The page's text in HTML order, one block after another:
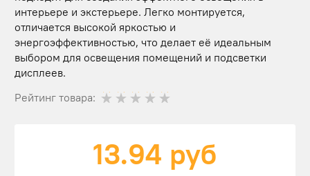
интерьере и экстерьере. Легко монтируется,
отличается высокой яркостью и
энергоэффективностью, что делает её идеальным
выбором для освещения помещений и подсветки
дисплеев.
Рейтинг товара:
13.94 руб